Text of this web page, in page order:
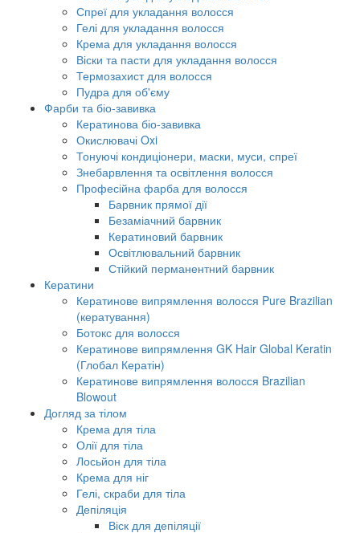
Спреї для укладання волосся
Гелі для укладання волосся
Крема для укладання волосся
Віски та пасти для укладання волосся
Термозахист для волосся
Пудра для об'єму
Фарби та біо-завивка
Кератинова біо-завивка
Окислювачі Oxi
Тонуючі кондиціонери, маски, муси, спреї
Знебарвлення та освітлення волосся
Професійна фарба для волосся
Барвник прямої дії
Безаміачний барвник
Кератиновий барвник
Освітлювальний барвник
Стійкий перманентний барвник
Кератини
Кератинове випрямлення волосся Pure Brazilian
(кератування)
Ботокс для волосся
Кератинове випрямлення GK Hair Global Keratin
(Глобал Кератін)
Кератинове випрямлення волосся Brazilian
Blowout
Догляд за тілом
Крема для тіла
Олії для тіла
Лосьйон для тіла
Крема для ніг
Гелі, скраби для тіла
Депіляція
Віск для депіляції